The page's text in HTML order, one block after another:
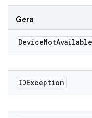
Gera
DeviceNotAvailable
IOException